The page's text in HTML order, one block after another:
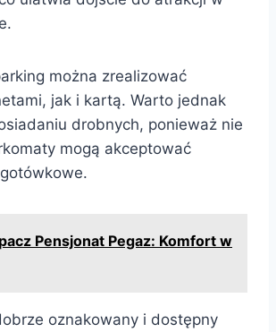
można zrealizować
jak i kartą. Warto jednak
drobnych, ponieważ nie
mogą akceptować
Pensjonat Pegaz: Komfort w
oznakowany i dostępny